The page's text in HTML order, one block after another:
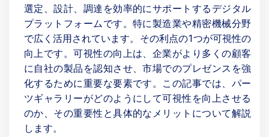
選定、設計、調達を効率的にサポートするデジタル
プラットフォームです。特に製造業や精密機械分野
で広く活用されています。その利点の1つが可視性の
向上です。可視性の向上は、企業がより多くの顧客
に自社の製品を認知させ、市場でのプレゼンスを強
化するために重要な要素です。この記事では、パー
ツギャラリーがどのようにして可視性を向上させる
のか、その重要性と具体的なメリットについて解説
します。